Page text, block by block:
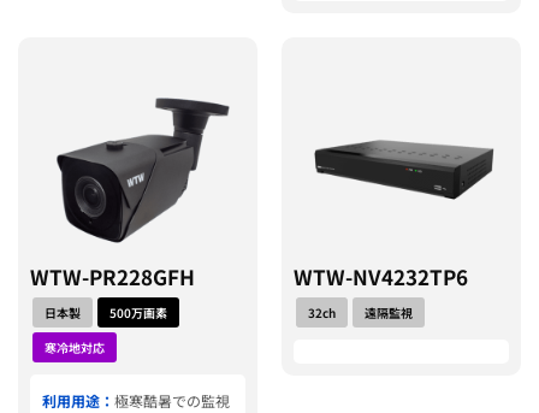
WTW-PR228GFH
日本製
500万画素
寒冷地対応
利用用途： 極寒酷暑での監視
WTW-NV4232TP6
32ch 遠隔監視